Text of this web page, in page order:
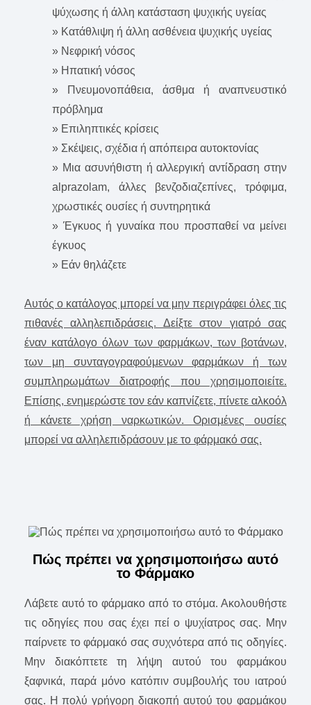
ψύχωσης ή άλλη κατάσταση ψυχικής υγείας
» Κατάθλιψη ή άλλη ασθένεια ψυχικής υγείας
» Νεφρική νόσος
» Ηπατική νόσος
» Πνευμονοπάθεια, άσθμα ή αναπνευστικό
πρόβλημα
» Επιληπτικές κρίσεις
» Σκέψεις, σχέδια ή απόπειρα αυτοκτονίας
» Μια ασυνήθιστη ή αλλεργική αντίδραση στην
alprazolam, άλλες βενζοδιαζεπίνες, τρόφιμα,
χρωστικές ουσίες ή συντηρητικά
» Έγκυος ή γυναίκα που προσπαθεί να μείνει
έγκυος
» Εάν θηλάζετε
Αυτός ο κατάλογος μπορεί να μην περιγράφει όλες τις
πιθανές αλληλεπιδράσεις. Δείξτε στον γιατρό σας
έναν κατάλογο όλων των φαρμάκων, των βοτάνων,
των μη συνταγογραφούμενων φαρμάκων ή των
συμπληρωμάτων διατροφής που χρησιμοποιείτε.
Επίσης, ενημερώστε τον εάν καπνίζετε, πίνετε αλκοόλ
ή κάνετε χρήση ναρκωτικών. Ορισμένες ουσίες
μπορεί να αλληλεπιδράσουν με το φάρμακό σας.
Πώς πρέπει να χρησιμοποιήσω αυτό
το Φάρμακο
Λάβετε αυτό το φάρμακο από το στόμα. Ακολουθήστε
τις οδηγίες που σας έχει πεί ο ψυχίατρος σας. Μην
παίρνετε το φάρμακό σας συχνότερα από τις οδηγίες.
Μην διακόπτετε τη λήψη αυτού του φαρμάκου
ξαφνικά, παρά μόνο κατόπιν συμβουλής του ιατρού
σας. Η πολύ γρήγορη διακοπή αυτού του φαρμάκου